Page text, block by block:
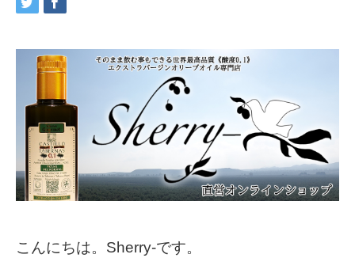
こんにちは。Sherry-です。